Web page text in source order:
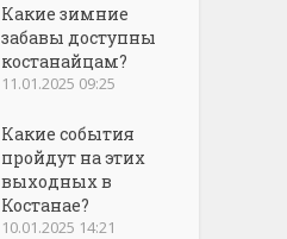
Какие зимние
забавы доступны
костанайцам?
11.01.2025 09:25
Какие события
пройдут на этих
выходных в
Костанае?
10.01.2025 14:21